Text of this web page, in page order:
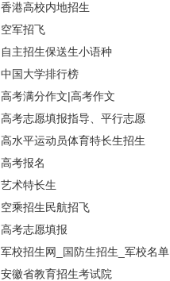
香港高校内地招生
空军招飞
自主招生保送生小语种
中国大学排行榜
高考满分作文|高考作文
高考志愿填报指导、平行志愿
高水平运动员体育特长生招生
高考报名
艺术特长生
空乘招生民航招飞
高考志愿填报
军校招生网_国防生招生_军校名单
安徽省教育招生考试院